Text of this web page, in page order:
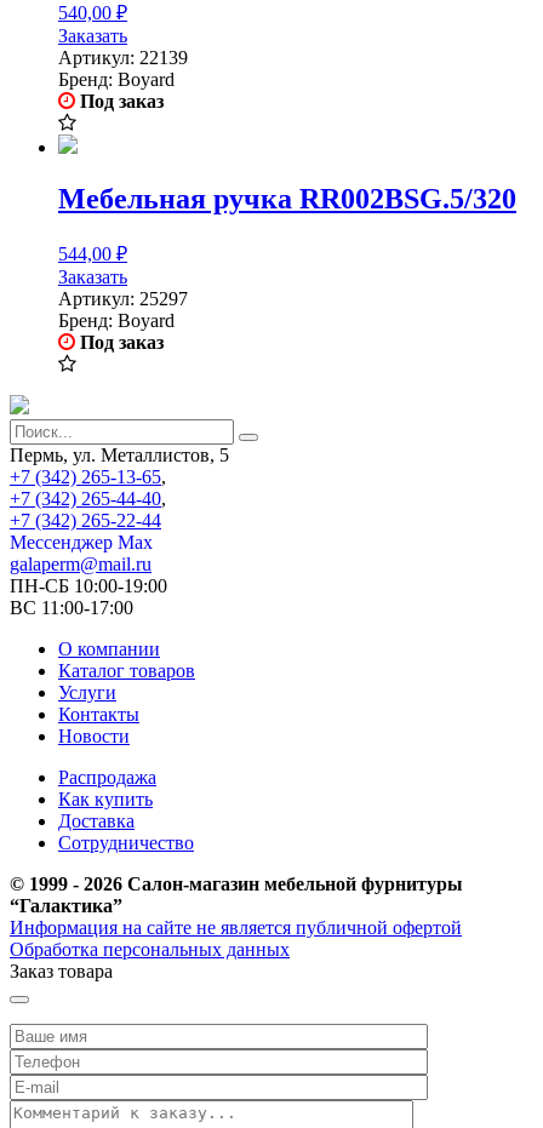
540,00 ₽
Заказать
Артикул: 22139
Бренд: Boyard
Под заказ
Мебельная ручка RR002BSG.5/320
544,00 ₽
Заказать
Артикул: 25297
Бренд: Boyard
Под заказ
Пермь, ул. Металлистов, 5
+7 (342) 265-13-65,
+7 (342) 265-44-40,
+7 (342) 265-22-44
Мессенджер Мах
galaperm@mail.ru
ПН-СБ 10:00-19:00
ВС 11:00-17:00
О компании
Каталог товаров
Услуги
Контакты
Новости
Распродажа
Как купить
Доставка
Сотрудничество
© 1999 - 2026 Салон-магазин мебельной фурнитуры
“Галактика”
Информация на сайте не является публичной офертой
Обработка персональных данных
Заказ товара